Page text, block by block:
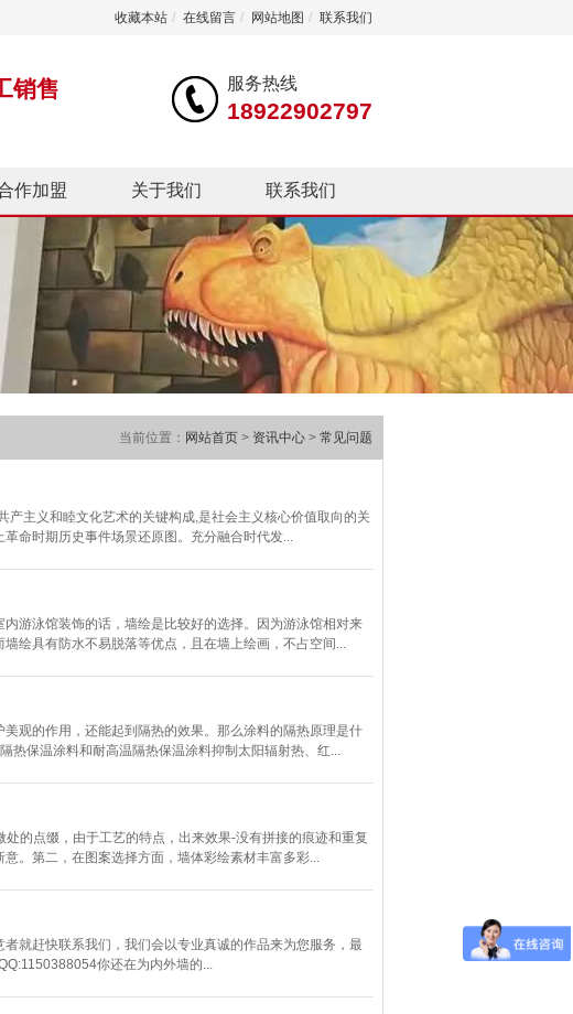
收藏本站 / 在线留言 / 网站地图 / 联系我们
销售 服务热线
18922902797
作加盟 关于我们 联系我们
当前位置： 网站首页 > 资讯中心 > 常见问题
产主义和睦文化艺术的关键构成,是社会主义核心价值取向的关
命时期历史事件场景还原图。充分融合时代发...
游泳馆装饰的话，墙绘是比较好的选择。因为游泳馆相对来
绘具有防水不易脱落等优点，且在墙上绘画，不占空间...
观的作用，还能起到隔热的效果。那么涂料的隔热原理是什
热保温涂料和耐高温隔热保温涂料抑制太阳辐射热、红...
的点缀，由于工艺的特点，出来效果-没有拼接的痕迹和重复
。第二，在图案选择方面，墙体彩绘素材丰富多彩...
就赶快联系我们，我们会以专业真诚的作品来为您服务，最
你还在为内外墙的...